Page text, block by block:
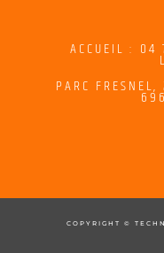
ACCUEIL :
PARC FRESNEL,
COPYRIGHT ©